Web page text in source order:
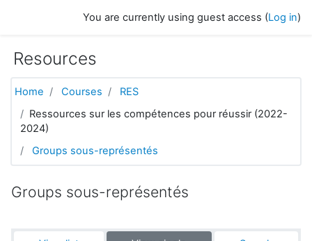
You are currently using guest access (Log in)
Resources
Home Courses
RES
Ressources sur les compétences pour réussir (2022-
2024)
Groups sous-représentés
Groups sous-représentés